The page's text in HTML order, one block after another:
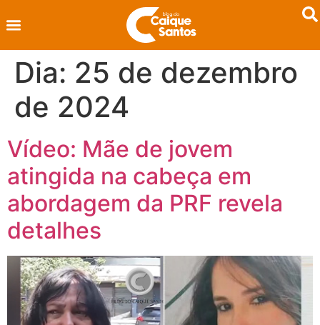
Dia: 25 de dezembro
de 2024
Vídeo: Mãe de jovem
atingida na cabeça em
abordagem da PRF revela
detalhes